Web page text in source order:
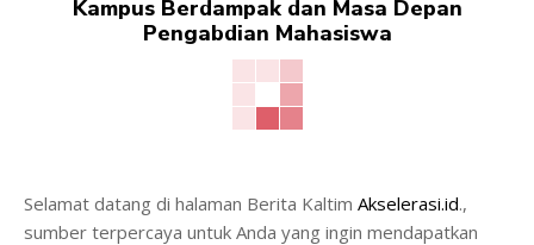
Kampus Berdampak dan Masa Depan
Pengabdian Mahasiswa
Selamat datang di halaman Berita Kaltim Akselerasi.id.,
sumber terpercaya untuk Anda yang ingin mendapatkan